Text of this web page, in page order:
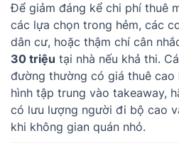
Để giảm đáng kể chi phí thuê
các lựa chọn trong hẻm, các
dân cư, hoặc thậm chí cân
30 triệu tại nhà nếu khả thi.
đường thường có giá thuê
hình tập trung vào takeaway,
có lưu lượng người đi bộ cao
khi không gian quán nhỏ.